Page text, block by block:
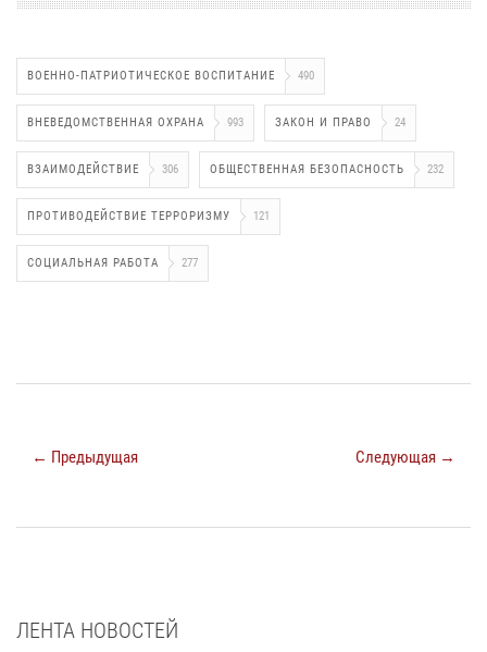
ВОЕННО-ПАТРИОТИЧЕСКОЕ ВОСПИТАНИЕ 490
ВНЕВЕДОМСТВЕННАЯ ОХРАНА 993 ЗАКОН И ПРАВО 24
ВЗАИМОДЕЙСТВИЕ 306 ОБЩЕСТВЕННАЯ БЕЗОПАСНОСТЬ 232
ПРОТИВОДЕЙСТВИЕ ТЕРРОРИЗМУ 121
СОЦИАЛЬНАЯ РАБОТА 277
← Предыдущая Следующая →
ЛЕНТА НОВОСТЕЙ